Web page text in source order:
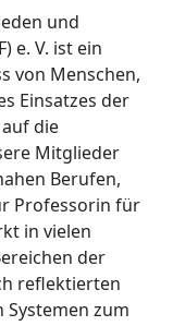
und
e. V. ist ein
von Menschen,
Einsatzes der
die
Mitglieder
Berufen,
Professorin für
in vielen
der
reflektierten
zum